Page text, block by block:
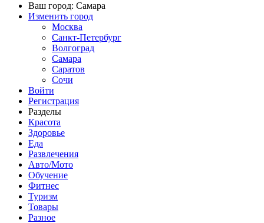
Ваш город: Самара
Изменить город
Москва
Санкт-Петербург
Волгоград
Самара
Саратов
Сочи
Войти
Регистрация
Разделы
Красота
Здоровье
Еда
Развлечения
Авто/Мото
Обучение
Фитнес
Туризм
Товары
Разное